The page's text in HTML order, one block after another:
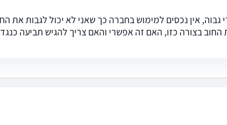
אין נכסים למימוש בחברה כך שאני לא יכול לגבות את
בצורה כזו, האם זה אפשרי והאם צריך להגיש תביעה